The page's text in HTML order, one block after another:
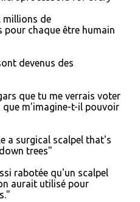
millions de
pour chaque être humain
devenus des
que tu me verrais voter
que m'imagine-t-il pouvoir
a surgical scalpel that's
trees"
rabotée qu'un scalpel
aurait utilisé pour